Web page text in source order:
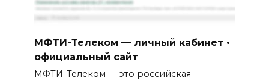
МФТИ-Телеком — личный кабинет •
официальный сайт
МФТИ-Телеком — это российская